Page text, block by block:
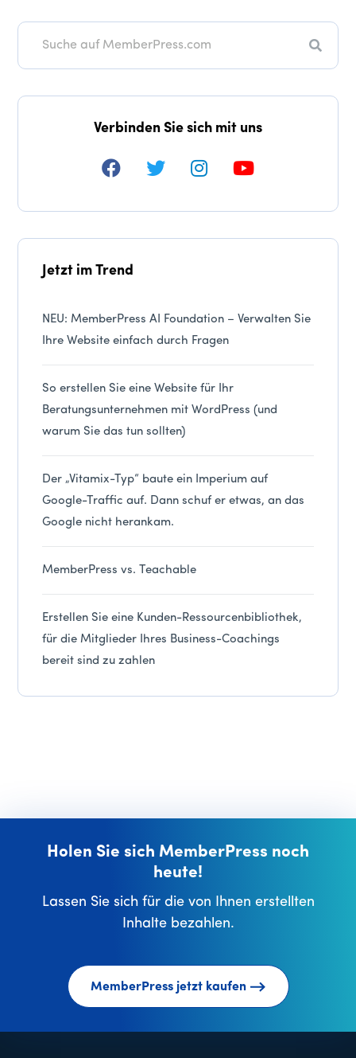
Suche
Verbinden Sie sich mit uns
Jetzt im Trend
NEU: MemberPress AI Foundation – Verwalten Sie
Ihre Website einfach durch Fragen
So erstellen Sie eine Website für Ihr
Beratungsunternehmen mit WordPress (und
warum Sie das tun sollten)
Der „Vitamix-Typ“ baute ein Imperium auf
Google-Traffic auf. Dann schuf er etwas, an das
Google nicht herankam.
MemberPress vs. Teachable
Erstellen Sie eine Kunden-Ressourcenbibliothek,
für die Mitglieder Ihres Business-Coachings
bereit sind zu zahlen
Holen Sie sich MemberPress noch
heute!
Lassen Sie sich für die von Ihnen erstellten
Inhalte bezahlen.
MemberPress jetzt kaufen